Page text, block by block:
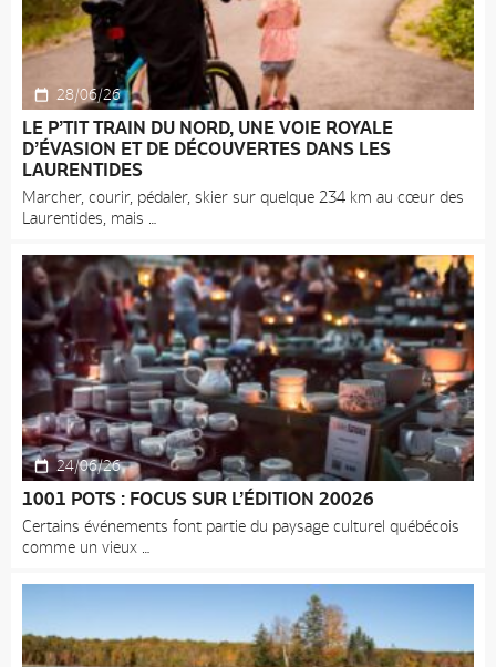
28/06/26
LE P’TIT TRAIN DU NORD, UNE VOIE ROYALE
D’ÉVASION ET DE DÉCOUVERTES DANS LES
LAURENTIDES
Marcher, courir, pédaler, skier sur quelque 234 km au cœur des
Laurentides, mais
24/06/26
1001 POTS : FOCUS SUR L’ÉDITION 20026
Certains événements font partie du paysage culturel québécois
comme un vieux